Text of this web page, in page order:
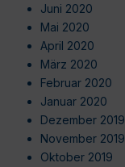
Juni 2020
Mai 2020
April 2020
März 2020
Februar 2020
Januar 2020
Dezember 2019
November 2019
Oktober 2019